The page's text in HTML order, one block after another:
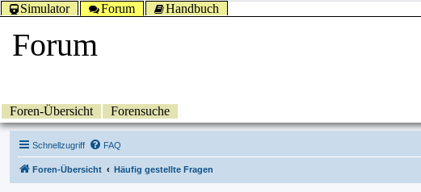
Simulator Forum Handbuch
Forum
Foren-Übersicht Forensuche
Schnellzugriff FAQ
Foren-Übersicht Häufig gestellte Fragen